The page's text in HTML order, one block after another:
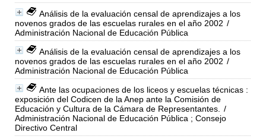
Análisis de la evaluación censal de aprendizajes a los
novenos grados de las escuelas rurales en el año 2002 /
Administración Nacional de Educación Pública
Análisis de la evaluación censal de aprendizajes a los
novenos grados de las escuelas rurales en el año 2002 /
Administración Nacional de Educación Pública
Ante las ocupaciones de los liceos y escuelas técnicas :
exposición del Codicen de la Anep ante la Comisión de
Educación y Cultura de la Cámara de Representantes.
/
Administración Nacional de Educación Pública ; Consejo
Directivo Central